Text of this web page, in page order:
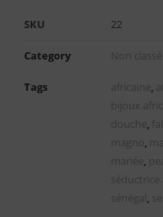
SKU 22
Category Non classé
Tags africaine,
bijoux
douche,
magno,
mariée,
sénégal ,